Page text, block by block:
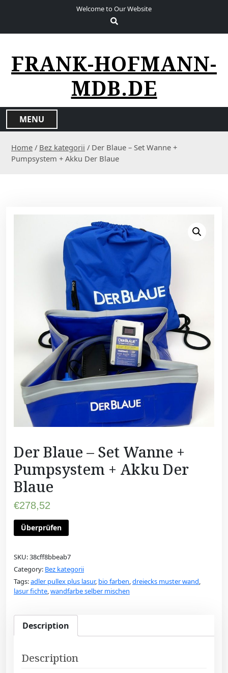
Welcome to Our Website
FRANK-HOFMANN-
MDB.DE
MENU
Home / Bez kategorii / Der Blaue – Set Wanne +
Pumpsystem + Akku Der Blaue
Der Blaue – Set Wanne +
Pumpsystem + Akku Der
Blaue
€278,52
Überprüfen
SKU:38cff8bbeab7
Category: Bez kategorii
Tags:adler pullex plus lasur, bio farben,dreiecks muster wand,
lasur fichte,wandfarbe selber mischen
Description
Description